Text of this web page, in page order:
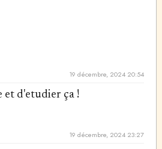
19 décembre, 2024 20:54
et d'etudier ça !
19 décembre, 2024 23:27